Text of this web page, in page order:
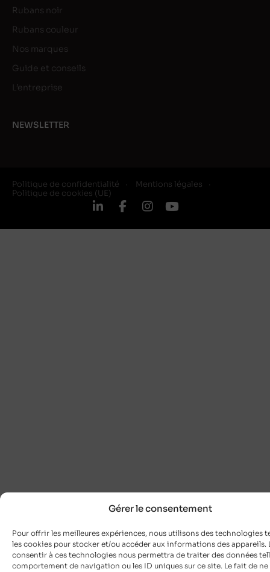
Gérer le consentement
Pour offrir les meilleures expériences, nous utilisons des technologies
les cookies pour stocker et/ou accéder aux informations des appareils.
consentir à ces technologies nous permettra de traiter des données
comportement de navigation ou les ID uniques sur ce site. Le fait de ne
Rubans noir
Rubans couleur
Nos marques
Guide et conseils
L’entreprise
NEWSLETTER
Politique de confidentialité
Mentions légales
Politique de cookies (UE)